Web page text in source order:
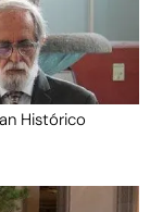
Histórico